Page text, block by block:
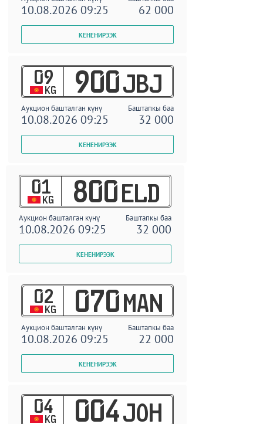
10.08.2026 09:25 62 000
09
KG 900 JBJ
Аукцион башталган күнү Баштапкы баа
10.08.2026 09:25 32 000
01
KG 800 ELD
Аукцион башталган күнү Баштапкы баа
10.08.2026 09:25 32 000
02
KG 070 MAN
Аукцион башталган күнү Баштапкы баа
10.08.2026 09:25 22 000
04
KG 004 JOH